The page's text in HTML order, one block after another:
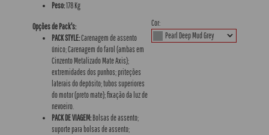
Peso:178 Kg
Opções de Pack's:
PACK STYLE:Carenagem de assento
único; Carenagem do farol (ambas em
Cinzento Metalizado Mate Axis);
extremidades dos punhos; priteções
laterais do depósito; tubos superiores
do motor (preto mate); fixação da luz de
nevoeiro.
PACK DE VIAGEM: Bolsas de assento;
suporte para bolsas de assento;
Cor: